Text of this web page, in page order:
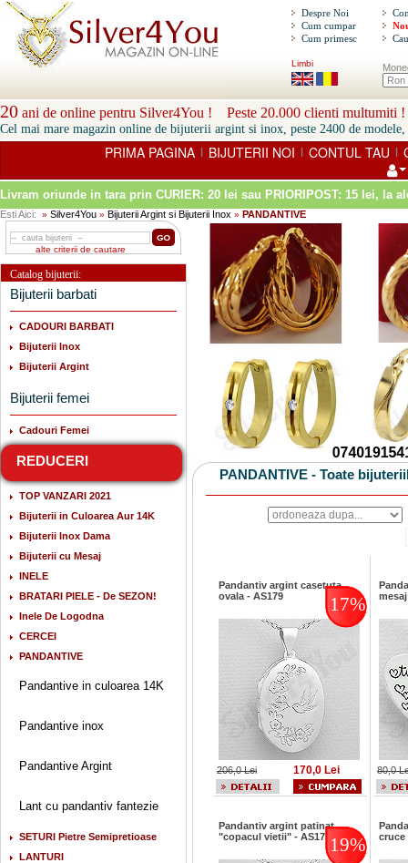
Despre Noi
Cum cumpar
Cum primesc
Limbi
20 ani de online pentru Silver4You ! Peste 20.000 clienti multumiti !
Cel mai mare magazin online de bijuterii argint si inox, peste 2400 de modele,
PRIMA PAGINA | BIJUTERII NOI | CONTUL TAU |
Livram oriunde in tara prin CURIER: 20 lei sau PRIORIPOST: 15 lei, la
Esti Aici: » Silver4You » Bijuterii Argint si Bijuterii Inox » PANDANTIVE
alte criterii de cautare
Catalog bijuterii:
Bijuterii barbati
CADOURI BARBATI
Bijuterii Inox
Bijuterii Argint
Bijuterii femei
Cadouri Femei
REDUCERI
TOP VANZARI 2021
Bijuterii in Culoarea Aur 14K
Bijuterii Inox Dama
Bijuterii cu Mesaj
INELE
BRATARI PIELE - De SEZON!
Inele De Logodna
CERCEI
PANDANTIVE
Pandantive in culoarea 14K
Pandantive inox
Pandantive Argint
Lant cu pandantiv fantezie
SETURI Pietre Semipretioase
LANTURI
PANDANTIVE - Toate
Pandantiv argint casetuta
ovala - AS179
17%
206,0 Lei 170,0 Lei 80,0
Pandantiv argint patinat
"copacul vietii" - AS173 19%
cruce